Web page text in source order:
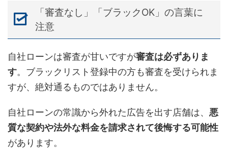
「審査なし」「ブラックOK」の言葉に
注意
自社ローンは審査が甘いですが審査は必ずありま
す。ブラックリスト登録中の方も審査を受けられま
すが、絶対通るものではありません。
自社ローンの常識から外れた広告を出す店舗は、 悪
質な契約や法外な料金を請求されて後悔する可能性
があります。